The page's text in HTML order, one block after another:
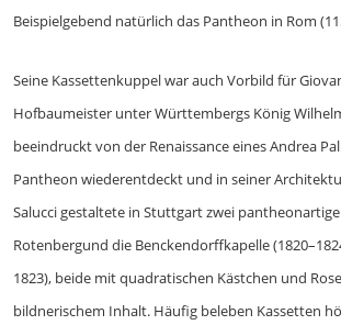
Beispielgebend natürlich das Pantheon in Rom
Seine Kassettenkuppel war auch Vorbild für
Hofbaumeister unter Württembergs König
beeindruckt von der Renaissance eines Andrea
Pantheon wiederentdeckt und in seiner
Salucci gestaltete in Stuttgart zwei
Rotenbergund die Benckendorffkapelle
1823), beide mit quadratischen Kästchen und
bildnerischem Inhalt. Häufig beleben Kassetten